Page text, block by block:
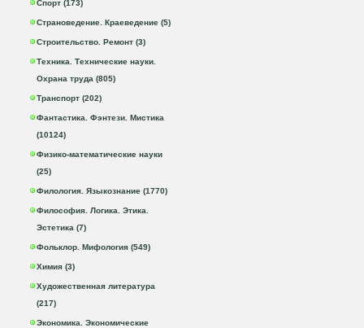
Спорт (173)
Страноведение. Краеведение (5)
Строительство. Ремонт (3)
Техника. Технические науки.
Охрана труда (805)
Транспорт (202)
Фантастика. Фэнтези. Мистика
(10124)
Физико-математические науки
(25)
Филология. Языкознание (1770)
Философия. Логика. Этика.
Эстетика (7)
Фольклор. Мифология (549)
Химия (3)
Художественная литература
(217)
Экономика. Экономические